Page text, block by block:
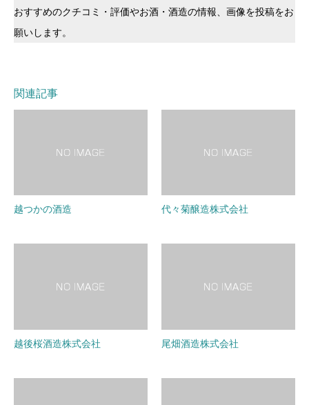
おすすめのクチコミ・評価やお酒・酒造の情報、画像を投稿をお
願いします。
関連記事
越つかの酒造 代々菊醸造株式会社
越後桜酒造株式会社 尾畑酒造株式会社